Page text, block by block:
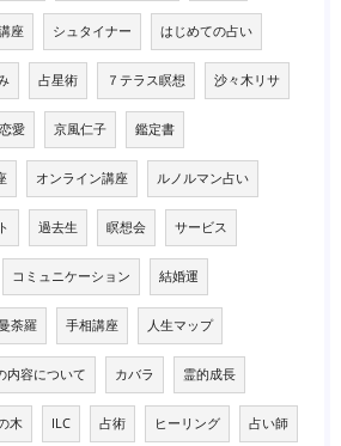
座 シュタイナー はじめての占い
占星術 ７テラス瞑想 沙々木リサ
恋愛 京風仁子 鑑定書
オンライン講座 ルノルマン占い
過去生 瞑想会 サービス
コミュニケーション 結婚運
荼羅 手相講座 人生マップ
内容について カバラ 霊的成長
木 ILC 占術 ヒーリング 占い師